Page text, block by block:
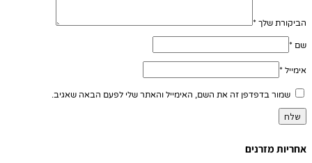
אחריות מזרנים
הביקורת שלך *
שם *
אימייל *
שמור בדפדפן זה את השם, האימייל והאתר שלי לפעם הבאה שאגיב.